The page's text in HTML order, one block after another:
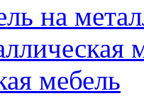
на
мебель